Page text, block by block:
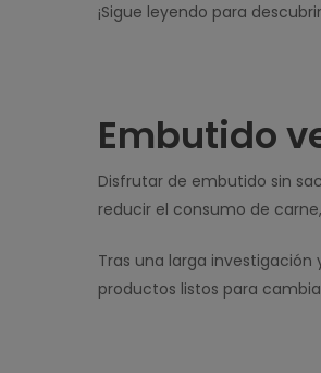
¡Sigue leyendo para
Embutido
Disfrutar de embutido sin
reducir el consumo de
Tras una larga investigación
productos listos para